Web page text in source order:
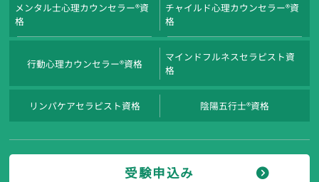
メンタル士心理カウンセラー®資
格
チャイルド心理カウンセラー®資
格
行動心理カウンセラー®資格
マインドフルネスセラピスト資
格
リンパケアセラピスト資格 陰陽五行士®資格
受験申込み